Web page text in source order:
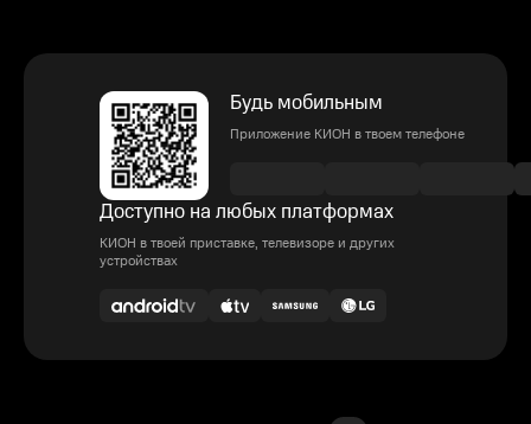
Будь мобильным
Приложение КИОН в твоем телефоне
Доступно на любых платформах
КИОН в твоей приставке, телевизоре и других
устройствах